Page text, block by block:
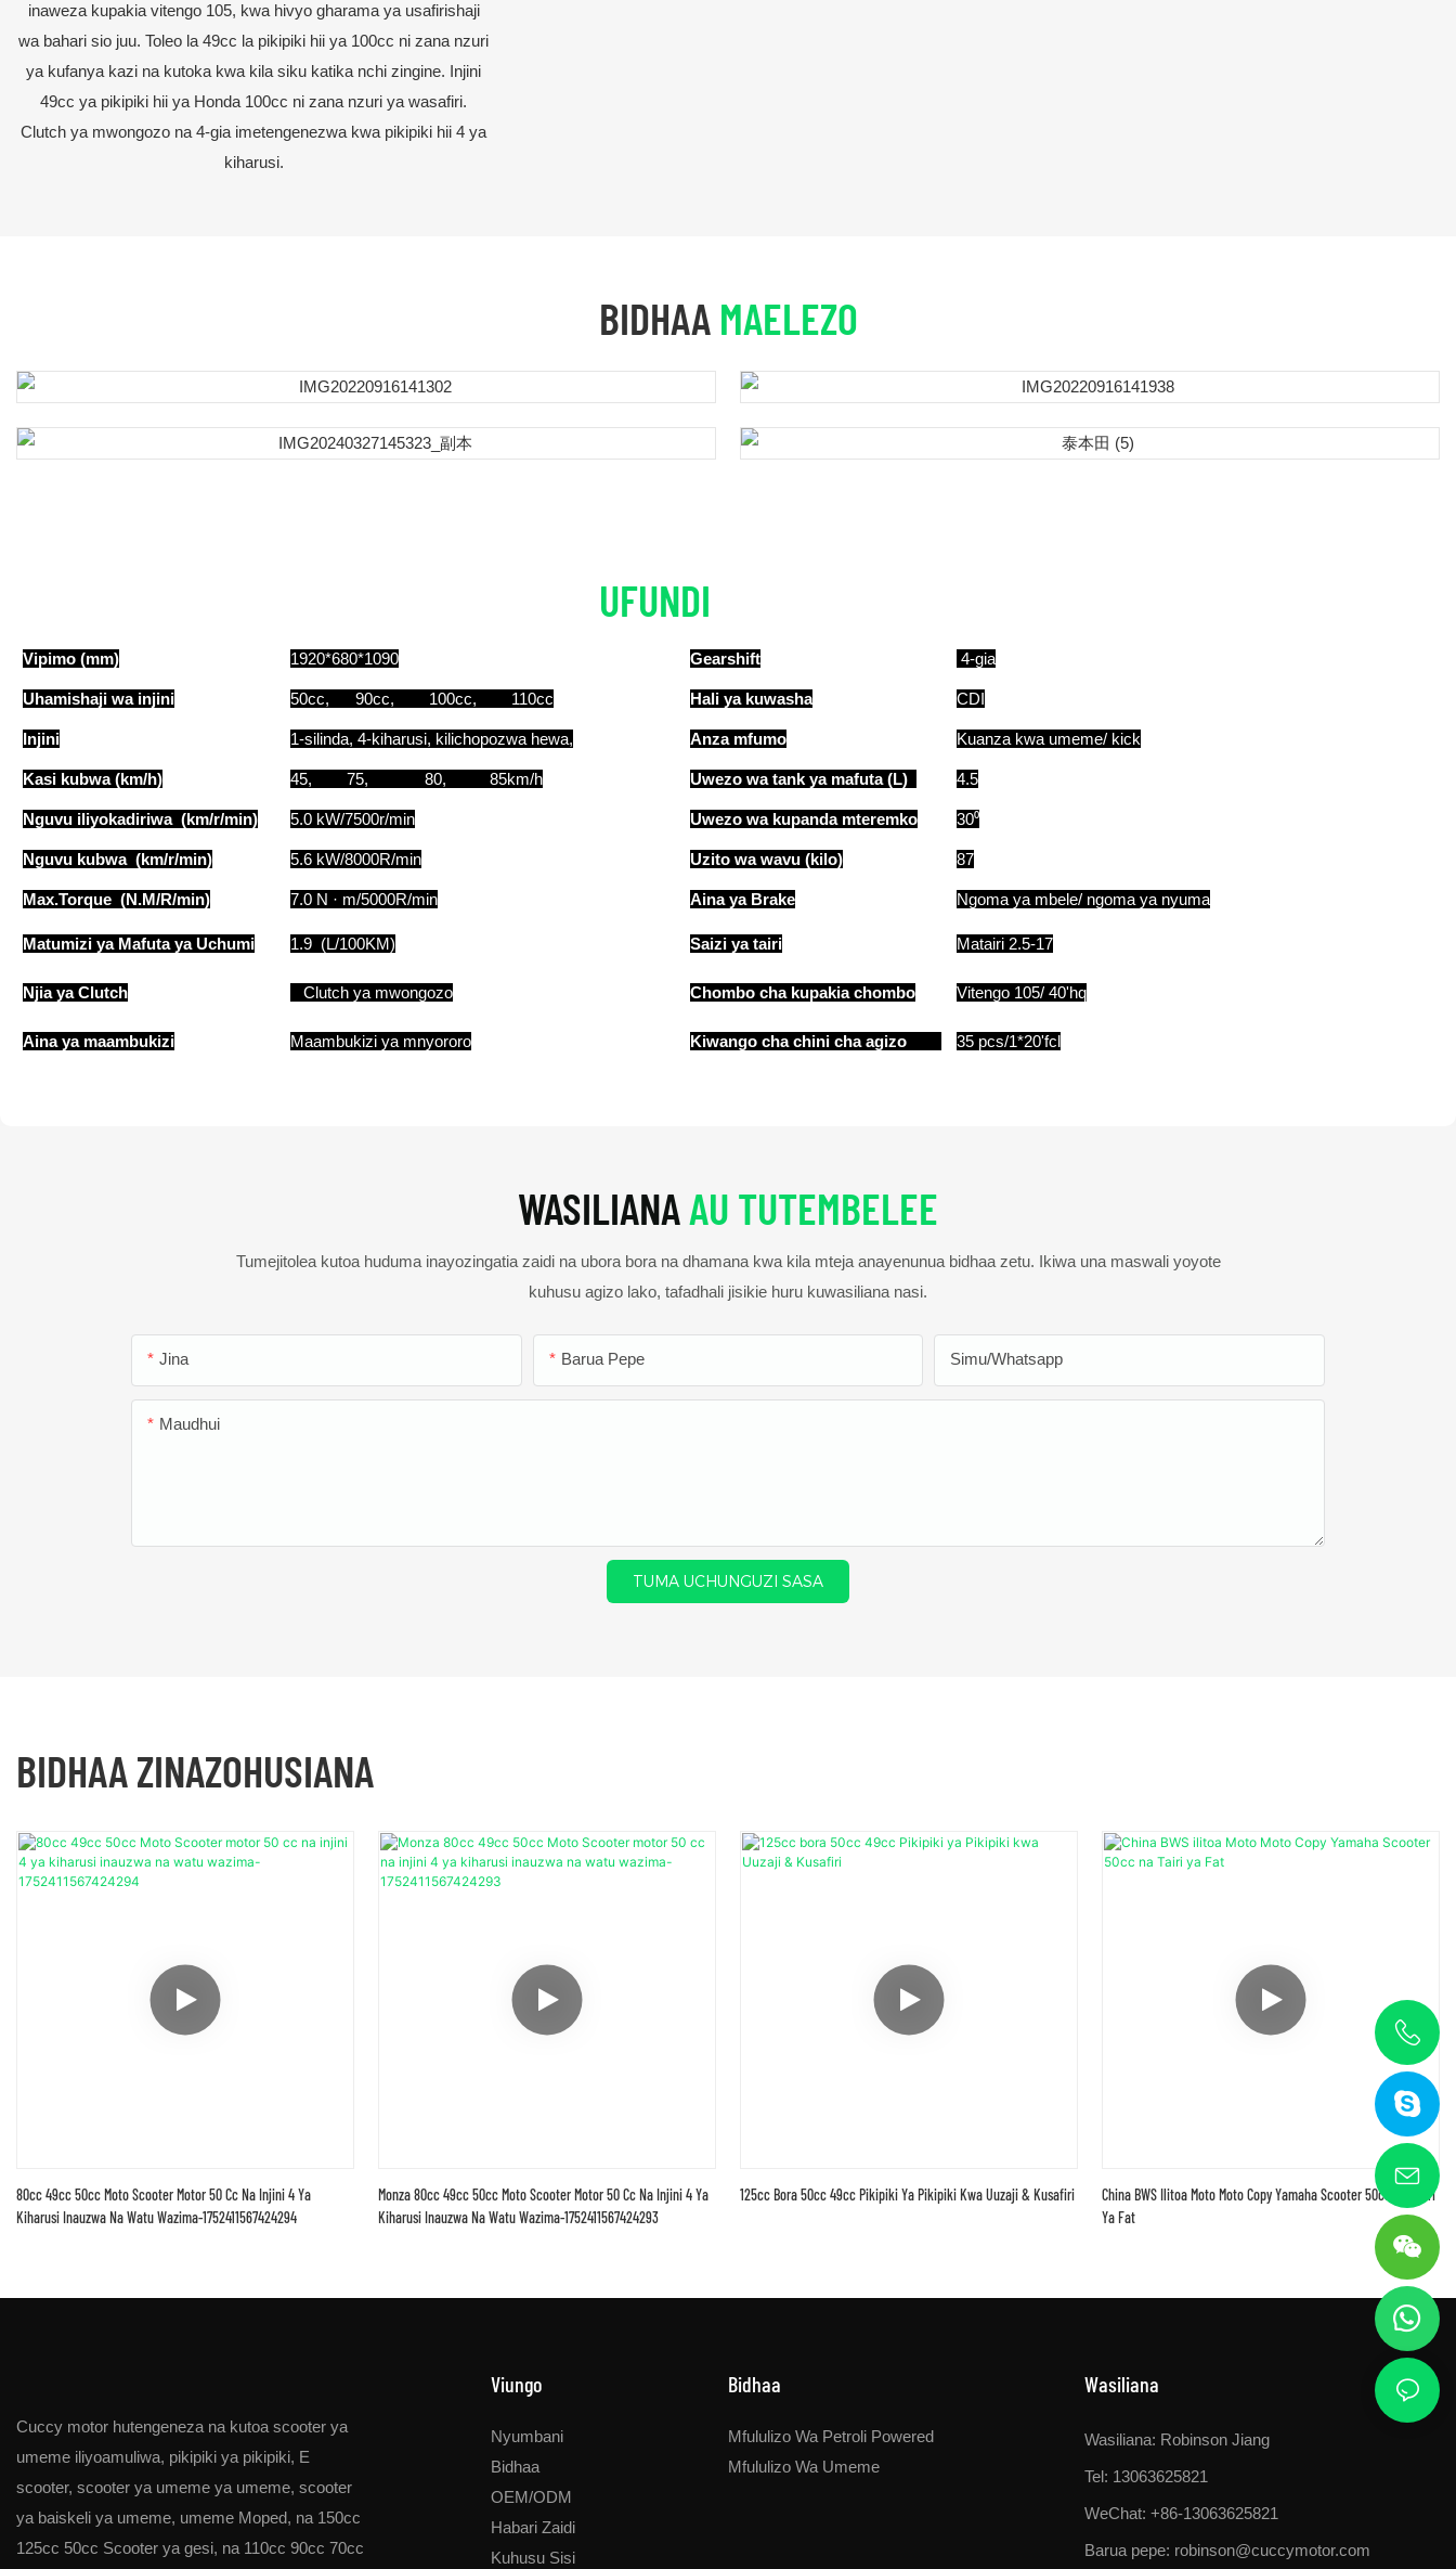
inaweza kupakia vitengo 105, kwa hivyo gharama ya usafirishaji
wa bahari sio juu. Toleo la 49cc la pikipiki hii ya 100cc ni zana nzuri
ya kufanya kazi na kutoka kwa kila siku katika nchi zingine. Injini
49cc ya pikipiki hii ya Honda 100cc ni zana nzuri ya wasafiri.
Clutch ya mwongozo na 4-gia imetengenezwa kwa pikipiki hii 4 ya
kiharusi.
BIDHAA MAELEZO
UFUNDI
Vipimo (mm) 1920*680*1090 Gearshift 4-gia
Uhamishaji wa injini 50cc, 90cc, 100cc, 110cc Hali ya kuwasha CDI
Injini 1-silinda, 4-kiharusi, kilichopozwa hewa, Anza mfumo Kuanza kwa umeme/ kick
Kasi kubwa (km/h) 45, 75, 80, 85km/h Uwezo wa tank ya mafuta (L) 4.5
Nguvu iliyokadiriwa (km/r/min) 5.0 kW/7500r/min Uwezo wa kupanda mteremko 30⁰
Nguvu kubwa (km/r/min) 5.6 kW/8000R/min Uzito wa wavu (kilo) 87
Max.Torque (N.M/R/min) 7.0 N · m/5000R/min Aina ya Brake Ngoma ya mbele/ ngoma ya nyuma
Matumizi ya Mafuta ya Uchumi 1.9 (L/100KM) Saizi ya tairi Matairi 2.5-17
Njia ya Clutch Clutch ya mwongozo Chombo cha kupakia chombo Vitengo 105/ 40'hq
Aina ya maambukizi Maambukizi ya mnyororo Kiwango cha chini cha agizo 35 pcs/1*20'fcl
WASILIANAAU TUTEMBELEE
Tumejitolea kutoa huduma inayozingatia zaidi na ubora bora na dhamana kwa kila mteja anayenunua bidhaa zetu. Ikiwa una maswali yoyote
kuhusu agizo lako, tafadhali jisikie huru kuwasiliana nasi.
Jina Barua Pepe Simu/whatsapp
Maudhui
TUMA UCHUNGUZI SASA
BIDHAA ZINAZOHUSIANA
80cc 49cc 50cc Moto Scooter Motor 50 Cc Na Injini 4 Ya
Kiharusi Inauzwa Na Watu Wazima-1752411567424294
Monza 80cc 49cc 50cc Moto Scooter Motor 50 Cc Na Injini 4 Ya
Kiharusi Inauzwa Na Watu Wazima-1752411567424293
125cc Bora 50cc 49cc Pikipiki Ya Pikipiki Kwa Uuzaji & Kusafiri
China BWS Ilitoa Moto Moto Copy Yamaha Scooter 50cc Na Tairi
Ya Fat
Cuccy motor hutengeneza na kutoa scooter ya
umeme iliyoamuliwa, pikipiki ya pikipiki, E
scooter, scooter ya umeme ya umeme, scooter
ya baiskeli ya umeme, umeme Moped, na 150cc
125cc 50cc Scooter ya gesi, na 110cc 90cc 70cc
Viungo
Nyumbani
Bidhaa
OEM/ODM
Habari Zaidi
Kuhusu Sisi
Bidhaa
Mfululizo Wa Petroli Powered
Mfululizo Wa Umeme
Wasiliana
Wasiliana: Robinson Jiang
Tel: 13063625821
WeChat: +86-13063625821
Barua pepe: robinson@cuccymotor.com